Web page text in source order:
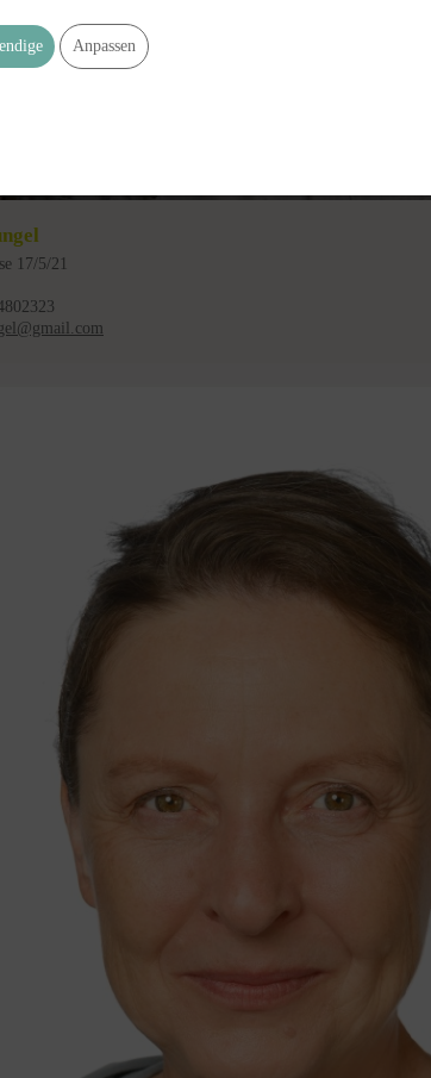
17/5/21
Anpassen